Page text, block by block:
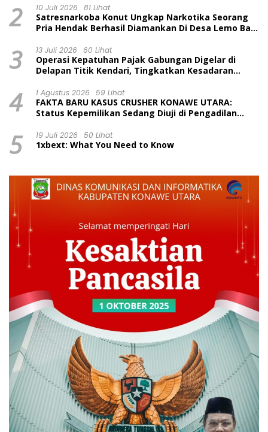
2 10 Juli 2026 81 Lihat
Satresnarkoba Konut Ungkap Narkotika Seorang
Pria Hendak Berhasil Diamankan Di Desa Lemo Bajo
3 13 Juli 2026 60 Lihat
Operasi Kepatuhan Pajak Gabungan Digelar di
Delapan Titik Kendari, Tingkatkan Kesadaran
4 1 Agustus 2026 59 Lihat
FAKTA BARU KASUS CRUSHER KONAWE UTARA:
Status Kepemilikan Sedang Diuji di Pengadilan
Dinilai Prematur
5 19 Juli 2026 50 Lihat
1xbext: What You Need to Know